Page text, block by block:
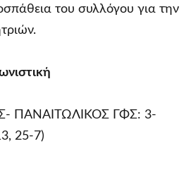
του συλλόγου για την
ΠΑΝΑΙΤΩΛΙΚΟΣ ΓΦΣ: 3-
25-7)